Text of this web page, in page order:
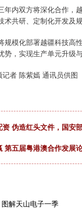
年内双方将深化合作，
术共研、定制化开发及
规模化部署越疆科技高
势，实现生产单元升级
者 陈紫嫣 通讯员供图
资 伪造红头文件，国安
第五届粤港澳合作发展
深300 4694.44